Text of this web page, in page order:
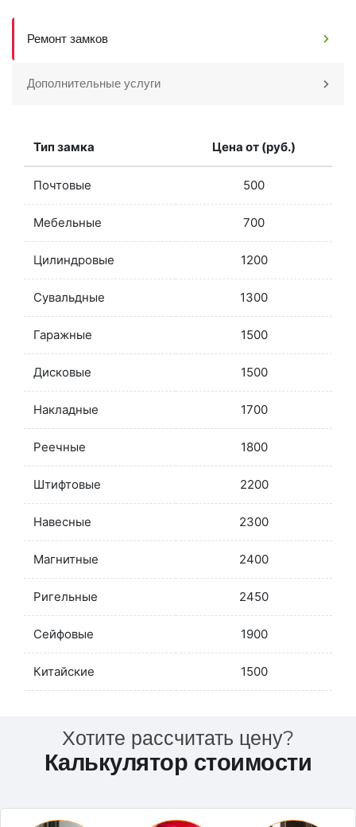
Ремонт замков
Дополнительные услуги
Тип замка Цена от (руб.)
Почтовые 500
Мебельные 700
Цилиндровые 1200
Сувальдные 1300
Гаражные 1500
Дисковые 1500
Накладные 1700
Реечные 1800
Штифтовые 2200
Навесные 2300
Магнитные 2400
Ригельные 2450
Сейфовые 1900
Китайские 1500
Хотите рассчитать цену?
Калькулятор стоимости